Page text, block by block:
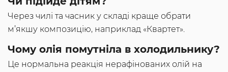
Через чилі та часник у складі краще обрати
м’якшу композицію, наприклад «Квартет».
Чому олія помутніла в холодильнику?
Це нормальна реакція нерафінованих олій на